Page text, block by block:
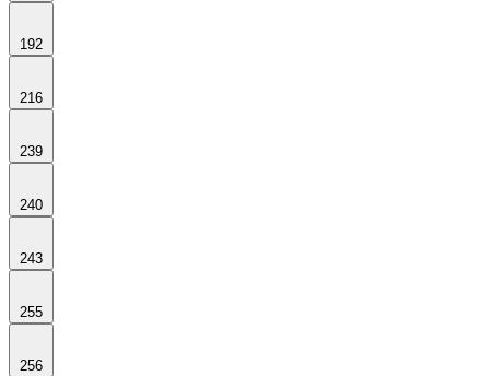
192
216
239
240
243
255
256